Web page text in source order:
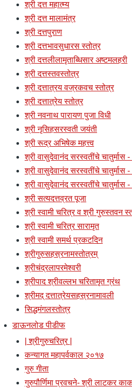
श्री दत्त महात्म्य
श्री दत्त मालामंत्र
श्री दत्तपुराण
श्री दत्तभावसुधारस स्तोत्र
श्री दत्तलीलामृताब्धिसार अष्टमलहरी
श्री दत्तस्तवस्तोत्र
श्री दत्तात्रय वज्रकवच स्तोत्र
श्री दत्तात्रेय स्तोत्र
श्री नवनाथ पारायण पुजा विधी
श्री नृसिहसरस्वती जयंती
श्री रूद्र अभिषेक महत्त्व
श्री वासुदेवानंद सरस्वतींचे चातुर्मास
श्री वासुदेवानंद सरस्वतींचे चातुर्मास
श्री वासुदेवानंद सरस्वतींचे चातुर्मास
श्री सत्यदत्तव्रत पूजा
श्री स्वामी चरित्र व श्री गुरुस्तवन
श्री स्वामी चरित्र सारामृत
श्री स्वामी समर्थ प्रकटदिन
श्रीगुरुसहस्रनामस्तोत्रम्
श्रीचंद्रलापरमेश्वरी
श्रीपाद श्रीवल्लभ चरितामृत ग्रंथ
श्रीमद् दत्तात्रेयसहस्रनामावली
सिद्धमंगलस्तोत्र
डाऊनलोड पीडीफ
| श्रीगुरुचरित्र |
कन्यागत महापर्वकाल २०१७
गुरु गीता
गुरुपौर्णिमा प्रवचने- श्री लाटकर